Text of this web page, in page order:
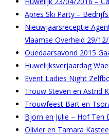
Apres Ski Party –
Nieuwjaarsreceptie
Vlaamse Overheid 29/
Ouedaarsavond 2015
Huwelijksverjaardag
Event Ladies Night
Trouw Steven en Astrid
Trouwfeest Bart en
Bjorn en Julie – Hof Ten
Olivier en Tamara